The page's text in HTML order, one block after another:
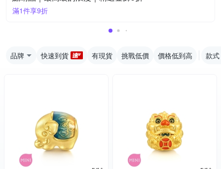
滿1件享9折
品牌 快速到貨 有現貨 挑戰低價 價格低到高 款式